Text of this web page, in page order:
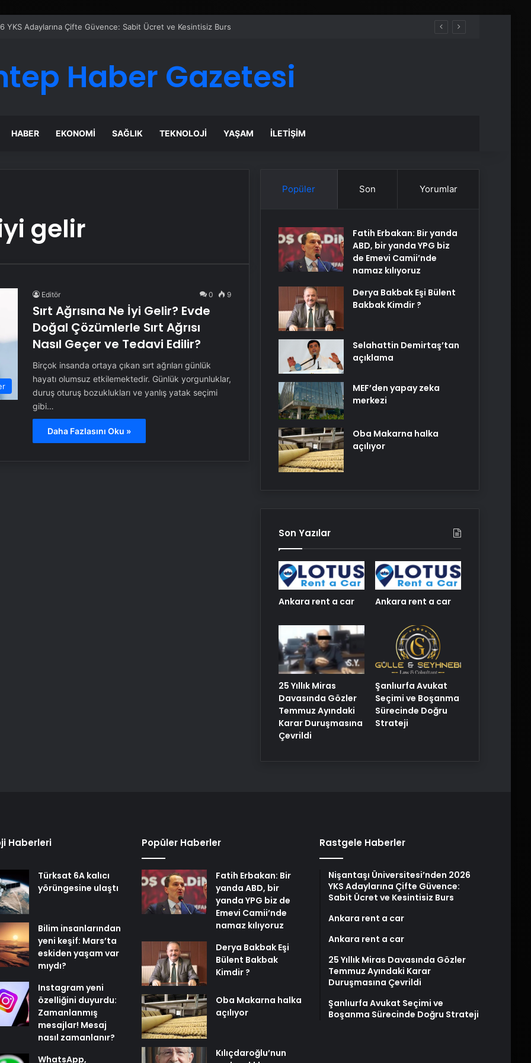
YKS Adaylarına Çifte Güvence: Sabit Ücret ve Kesintisiz Burs
Haber Gazetesi
HABER EKONOMI SAĞLIK TEKNOLOJI YAŞAM İLETIŞIM
gelir
Editör 0 9
Sırt Ağrısına Ne İyi Gelir? Evde
Doğal Çözümlerle Sırt Ağrısı
Nasıl Geçer ve Tedavi Edilir?
Birçok insanda ortaya çıkan sırt ağrıları günlük
hayatı olumsuz etkilemektedir. Günlük yorgunluklar,
duruş oturuş bozuklukları ve yanlış yatak seçimi
gibi…
Daha Fazlasını Oku »
Popüler Son Yorumlar
Fatih Erbakan: Bir yanda
ABD, bir yanda YPG biz
de Emevi Camii’nde
namaz kılıyoruz
Derya Bakbak Eşi Bülent
Bakbak Kimdir ?
Selahattin Demirtaş’tan
açıklama
MEF’den yapay zeka
merkezi
Oba Makarna halka
açılıyor
Son Yazılar
Ankara rent a car Ankara rent a car
25 Yıllık Miras
Davasında Gözler
Temmuz Ayındaki
Karar Duruşmasına
Çevrildi
Şanlıurfa Avukat
Seçimi ve Boşanma
Sürecinde Doğru
Strateji
Haberleri
Türksat 6A kalıcı
yörüngesine ulaştı
Bilim insanlarından
yeni keşif: Mars’ta
eskiden yaşam var
mıydı?
Instagram yeni
özelliğini duyurdu:
Zamanlanmış
mesajlar! Mesaj
nasıl zamanlanır?
WhatsApp,
Popüler Haberler
Fatih Erbakan: Bir
yanda ABD, bir
yanda YPG biz de
Emevi Camii’nde
namaz kılıyoruz
Derya Bakbak Eşi
Bülent Bakbak
Kimdir ?
Oba Makarna halka
açılıyor
Kılıçdaroğlu’nun
Rastgele Haberler
Nişantaşı Üniversitesi’nden 2026
YKS Adaylarına Çifte Güvence:
Sabit Ücret ve Kesintisiz Burs
Ankara rent a car
Ankara rent a car
25 Yıllık Miras Davasında Gözler
Temmuz Ayındaki Karar
Duruşmasına Çevrildi
Şanlıurfa Avukat Seçimi ve
Boşanma Sürecinde Doğru Strateji